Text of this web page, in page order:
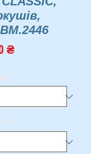
₴Ціна
*
*